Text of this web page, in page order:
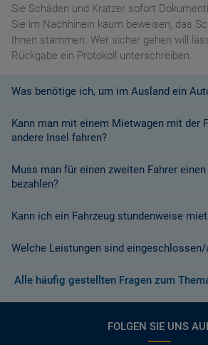
Sie Schäden und Kratzer sofort
Sie im Nachhinein kaum beweisen, das
Ihnen stammen. Wer sicher gehen will
Rückgabe ein Protokoll unterschreiben.
Was benötige ich, um im Ausland ein
Mit einem europäischen Führerschein ist
Fahrzeug zu mieten. In Europa und bei den
Kann man mit einem Mietwagen mit der
andere Insel fahren?
Die meisten Fahrzeugvermieter erlauben
Versicherungsschutzes an Bord eines
Informationen finden Sie in den
Muss man für einen zweiten Fahrer
bezahlen?
Ja. Für jeden zusätzlichen Fahrer muss
Sonderangebot informiert, bei dem ein
Kann ich ein Fahrzeug stundenweise
Derzeit ist der Mindestzeitraum für eine
Welche Leistungen sind
Normalerweise werden Ihnen in den
Abschluss der Buchung aufgezeigt.
(Normalerweise mit SB)
Alle häufig gestellten Fragen zum
FOLGEN SIE UNS